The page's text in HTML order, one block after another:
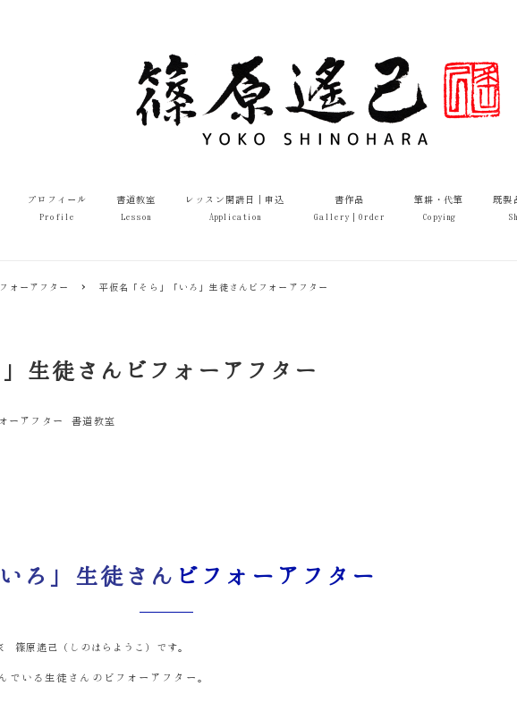
プロフィール
Profile
書道教室
Lesson
レッスン開講日｜申込
Application
書作品
Gallery｜Order
筆耕・代筆
Copying
既製
ォーアフター 平仮名「そら」「いろ」生徒さんビフォーアフター
生徒さんビフォーアフター
ーアフター カテゴリー
書道教室
ろ」生徒さん ビフォーアフター
篠原遙己（しのはらようこ）です。
でいる生徒さんのビフォーアフター。